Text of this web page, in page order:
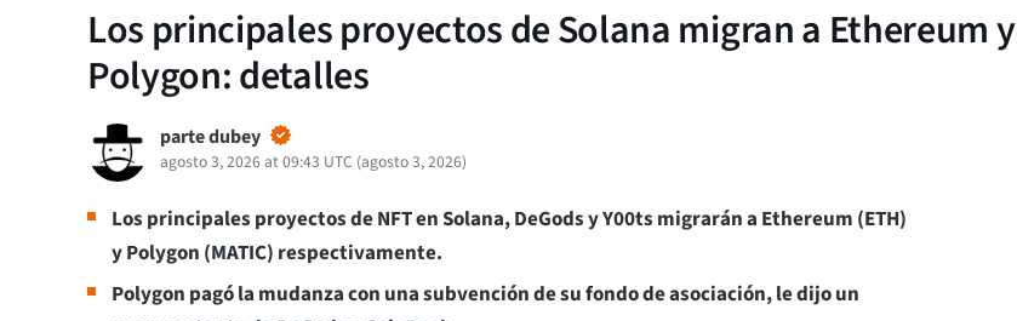
Los principales proyectos de Solana migran a Ethereum y
Polygon: detalles
parte dubey
agosto 3, 2026 at 09:43 UTC (agosto 3, 2026)
Los principales proyectos de NFT en Solana, DeGods y Y00ts migrarán a Ethereum (ETH)
y Polygon (MATIC) respectivamente.
Polygon pagó la mudanza con una subvención de su fondo de asociación, le dijo un